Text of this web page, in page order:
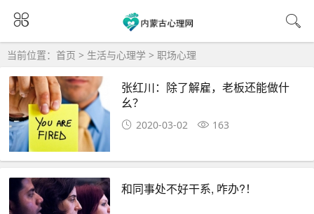
当前位置： 首页 > 生活与心理学 > 职场心理
张红川：除了解雇，老板还能做什
幺？
2020-03-02 163
和同事处不好干系, 咋办?！